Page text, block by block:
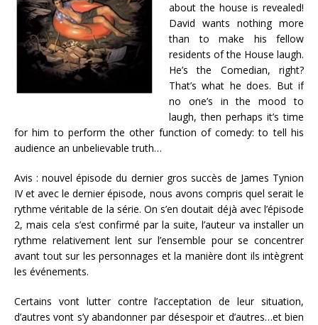
about the house is revealed!
David wants nothing more
than to make his fellow
residents of the House laugh.
He’s the Comedian, right?
That’s what he does. But if
no one’s in the mood to
laugh, then perhaps it’s time
for him to perform the other function of comedy: to tell his
audience an unbelievable truth…
Avis : nouvel épisode du dernier gros succès de James Tynion
IV et avec le dernier épisode, nous avons compris quel serait le
rythme véritable de la série. On s’en doutait déjà avec l’épisode
2, mais cela s’est confirmé par la suite, l’auteur va installer un
rythme relativement lent sur l’ensemble pour se concentrer
avant tout sur les personnages et la manière dont ils intègrent
les événements.
Certains vont lutter contre l’acceptation de leur situation,
d’autres vont s’y abandonner par désespoir et d’autres…et bien